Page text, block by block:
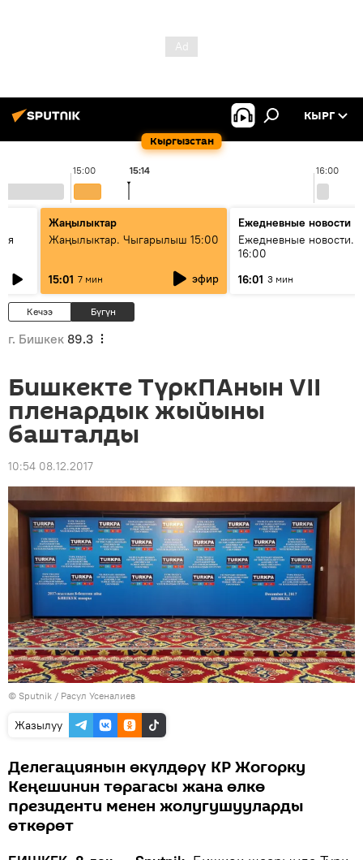
Кыргызстан
КЫРГ
15:00 16:00
15:14
Жаңылыктар
Жаңылыктар. Чыгарылыш 15:00
15:01 7 мин эфир
Ежедневные новости
Ежедневные новости.
16:00
16:01 3 мин
Кечээ Бүгүн
г. Бишкек 89.3
Бишкекте ТүркПАнын VII
пленардык жыйыны
башталды
10:54 08.12.2017
© Sputnik / Расул Усеналиев
Жазылуу
Делегациянын өкүлдөрү КР Жогорку
Кеңешинин төрагасы жана өлкө
президенти менен жолугушууларды
өткөрөт